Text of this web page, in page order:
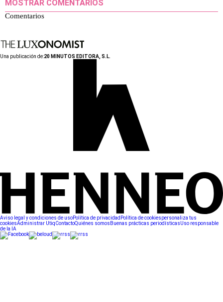
MOSTRAR COMENTARIOS
Comentarios
Una publicación de:20 MINUTOS EDITORA, S.L.
Aviso legal y condiciones de usoPolítica de privacidad Política de cookiespersonaliza tus
cookiesAdministrar UtiqContactoQuiénes somos Buenas prácticas periodísticasUso responsable
de la IA